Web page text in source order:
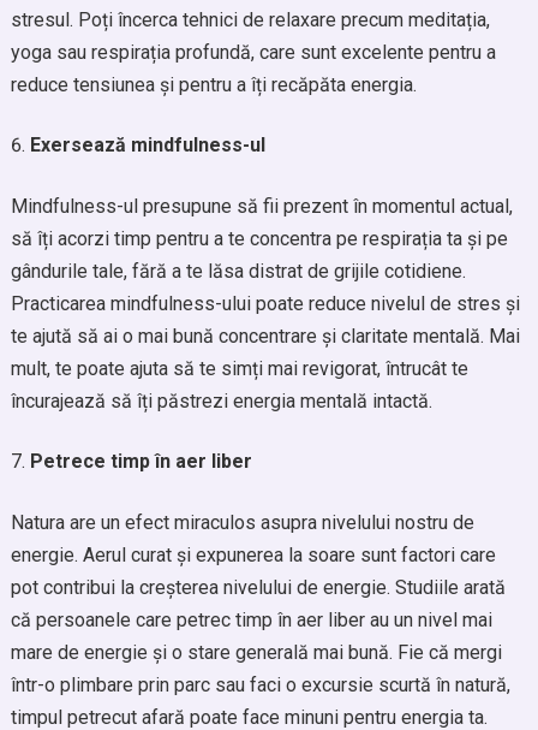
stresul. Poți încerca tehnici de relaxare precum meditația,
yoga sau respirația profundă, care sunt excelente pentru a
reduce tensiunea și pentru a îți recăpăta energia.
Exersează mindfulness-ul
Mindfulness-ul presupune să fii prezent în momentul actual,
să îți acorzi timp pentru a te concentra pe respirația ta și pe
gândurile tale, fără a te lăsa distrat de grijile cotidiene.
Practicarea mindfulness-ului poate reduce nivelul de stres și
te ajută să ai o mai bună concentrare și claritate mentală. Mai
mult, te poate ajuta să te simți mai revigorat, întrucât te
încurajează să îți păstrezi energia mentală intactă.
Petrece timp în aer liber
Natura are un efect miraculos asupra nivelului nostru de
energie. Aerul curat și expunerea la soare sunt factori care
pot contribui la creșterea nivelului de energie. Studiile arată
că persoanele care petrec timp în aer liber au un nivel mai
mare de energie și o stare generală mai bună. Fie că mergi
într-o plimbare prin parc sau faci o excursie scurtă în natură,
timpul petrecut afară poate face minuni pentru energia ta.